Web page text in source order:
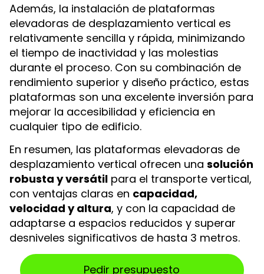
Además, la instalación de plataformas
elevadoras de desplazamiento vertical es
relativamente sencilla y rápida, minimizando
el tiempo de inactividad y las molestias
durante el proceso. Con su combinación de
rendimiento superior y diseño práctico, estas
plataformas son una excelente inversión para
mejorar la accesibilidad y eficiencia en
cualquier tipo de edificio.
En resumen, las plataformas elevadoras de
desplazamiento vertical ofrecen una solución
robusta y versátil para el transporte vertical,
con ventajas claras en capacidad,
velocidad y altura, y con la capacidad de
adaptarse a espacios reducidos y superar
desniveles significativos de hasta 3 metros.
Pedir presupuesto